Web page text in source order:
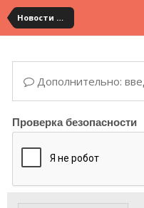
Новости сервиса
Дополнительно:
Проверка безопасности